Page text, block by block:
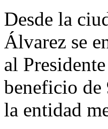
Desde la
Álvarez se
al
beneficio de
la entidad